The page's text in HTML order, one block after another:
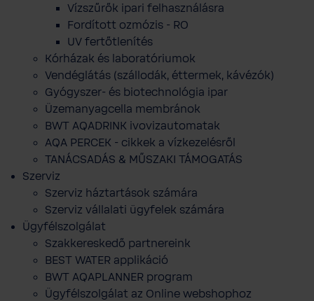
Vízszűrők ipari felhasználásra
Fordított ozmózis - RO
UV fertőtlenítés
Kórházak és laboratóriumok
Vendéglátás (szállodák, éttermek, kávézók)
Gyógyszer- és biotechnológia ipar
Üzemanyagcella membránok
BWT AQADRINK ivovizautomatak
AQA PERCEK - cikkek a vízkezelésről
TANÁCSADÁS & MŰSZAKI TÁMOGATÁS
Szerviz
Szerviz háztartások számára
Szerviz vállalati ügyfelek számára
Ügyfélszolgálat
Szakkereskedő partnereink
BEST WATER applikáció
BWT AQAPLANNER program
Ügyfélszolgálat az Online webshophoz